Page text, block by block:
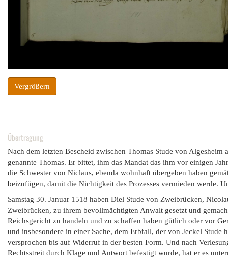
Vergrößern
Übertragung
Nach dem letzten Bescheid zwischen Thomas Stude von
genannte Thomas. Er bittet, ihm das Mandat das ihm vor einigen
die Schwester von Niclaus, ebenda wohnhaft übergeben haben
beizufügen, damit die Nichtigkeit des Prozesses vermieden werde.
Samstag 30. Januar 1518 haben Diel Stude von Zweibrücken,
Zweibrücken, zu ihrem bevollmächtigten Anwalt gesetzt und
Reichsgericht zu handeln und zu schaffen haben gütlich oder vor
und insbesondere in einer Sache, dem Erbfall, der von Jeckel Stude
versprochen bis auf Widerruf in der besten Form. Und nach
Rechtsstreit durch Klage und Antwort befestigt wurde, hat er es